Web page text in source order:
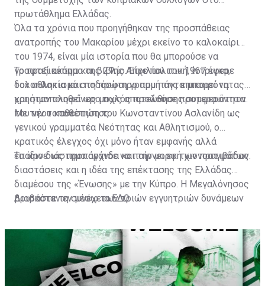
πρωτάθλημα Ελλάδας.
Όλα τα χρόνια που προηγήθηκαν της προσπάθειας
ανατροπής του Μακαρίου μέχρι εκείνο το καλοκαίρι
του 1974, είναι μία ιστορία που θα μπορούσε να
γραφτεί ακόμα και βιβλίο. Είχε πολιτική, ίντριγκα,
δολοπλοκία και ποδόσφαιρο που πάντα μπορεί να
χρησιμοποιηθεί ως μοχλός προώθησης συμφερόντων.
Το πραξικόπημα της 21ης Απριλίου του 1967 έφερε
τον αθλητισμό στη πρώτη γραμμή της επικαιρότητας
και ήταν ολοφάνερο πως αποτελούσε προτεραιότητα
του νέου καθεστώτος.
Με την τοποθέτηση του Κωνσταντίνου Ασλανίδη ως
γενικού γραμματέα Νεότητας και Αθλητισμού, ο
κρατικός έλεγχος όχι μόνο ήταν εμφανής αλλά
έπαιρνε ως προπαγάνδα και την μορφή χιονοστιβάδας.
Το ίδιο διάστημα άρχισε να παίρνει εκ των πραγμάτων
διαστάσεις και η ιδέα της επέκτασης της Ελλάδας
διαμέσου της «Ένωσης» με την Κύπρο. Η Μεγαλόνησος
βρισκόταν εν μέσω των τριών εγγυητριών δυνάμεων
σύμφωνα με την συνθήκη της Ζυρίχης, έπρεπε να
αποτελεί αποστρατικοποιημένη ζώνη.
Διαβάστε τη συνέχειαΕΔΩ